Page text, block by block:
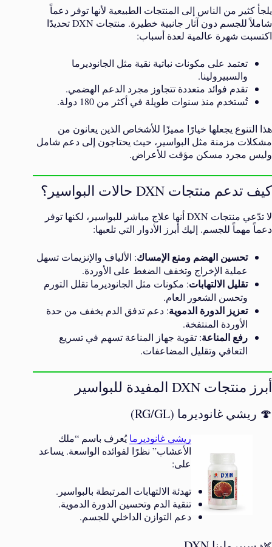
يلجأ كثير من الناس إلى المنتجات الطبيعية لأنها توفر دعماً
شاملاً للجسم دون آثار جانبية خطيرة. منتجات DXN تحديدًا
اكتسبت شهرة عالمية لعدة أسباب:
تعتمد على مكونات نباتية نقية مثل الجانوديرما
والسبيرولينا.
تقدم فوائد متعددة تتجاوز مجرد الدعم الهضمي.
تُستخدم منذ سنوات طويلة في أكثر من 180 دولة.
هذا التنوع يجعلها خيارًا مميزًا للأشخاص الذين يعانون من
مشكلات مزمنة مثل البواسير، حيث يحتاجون إلى دعم شامل
وليس مجرد مسكن مؤقت للأعراض.
كيف تدعم منتجات DXN حالات البواسير؟
لا تدّعي منتجات DXN أنها علاج مباشر للبواسير، لكنها توفر
دعماً مهماً للجسم. إليك أبرز الأدوار التي تلعبها:
تحسين الهضم ومنع الإمساك: الألياف والإنزيمات تسهل
عملية الإخراج وتخفف الضغط على الأوردة.
تقليل الالتهابات: مكونات مثل الجانوديرما تقلل التورم
وتحسن الشعور العام.
تعزيز الدورة الدموية: دعم تدفق الدم يخفف من حدة
الأوردة المنتفخة.
رفع المناعة: تقوية جهاز المناعة تسهم في تسريع
التعافي وتقليل المضاعفات.
أبرز منتجات DXN المفيدة للبواسير
🍄 ريشي غانوديرما (RG/GL)
ريشي غانوديرمايُعرف باسم “ملك
الأعشاب” نظرًا لفوائده الواسعة. يساعد
على:
تهدئة الالتهابات المرتبطة بالبواسير.
تنقية الدم وتحسين الدورة الدموية.
دعم التوازن الداخلي للجسم.